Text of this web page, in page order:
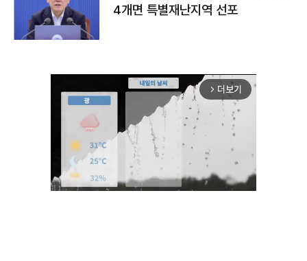
4개면 특별재난지역 선포
arrow_forward_ios 더보기